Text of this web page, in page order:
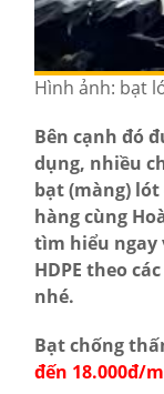
Hình ảnh: bạt
Bên cạnh đó
dụng, nhiều
bạt (màng) lót
hàng cùng
tìm hiểu ngay
HDPE theo
nhé.
Bạt chống
đến 18.000đ/